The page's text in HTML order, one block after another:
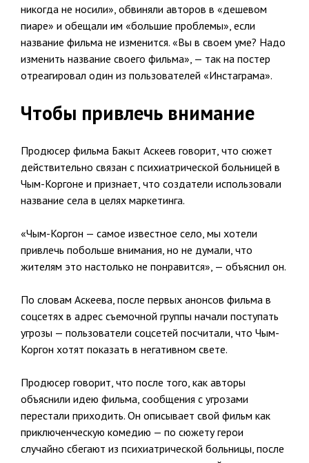
никогда не носили», обвиняли авторов в «дешевом
пиаре» и обещали им «большие проблемы», если
название фильма не изменится. «Вы в своем уме? Надо
изменить название своего фильма», — так на постер
отреагировал один из пользователей «Инстаграма».
Чтобы привлечь внимание
Продюсер фильма Бакыт Аскеев говорит, что сюжет
действительно связан с психиатрической больницей в
Чым-Коргоне и признает, что создатели использовали
название села в целях маркетинга.
«Чым-Коргон — самое известное село, мы хотели
привлечь побольше внимания, но не думали, что
жителям это настолько не понравится», — объяснил он.
По словам Аскеева, после первых анонсов фильма в
соцсетях в адрес съемочной группы начали поступать
угрозы — пользователи соцсетей посчитали, что Чым-
Коргон хотят показать в негативном свете.
Продюсер говорит, что после того, как авторы
объяснили идею фильма, сообщения с угрозами
перестали приходить. Он описывает свой фильм как
приключенческую комедию — по сюжету герои
случайно сбегают из психиатрической больницы, после